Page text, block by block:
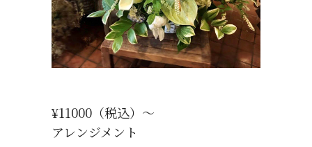
¥11000（税込）～
アレンジメント